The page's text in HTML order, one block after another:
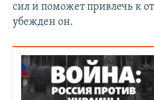
сил и поможет привлечь к
убежден он.